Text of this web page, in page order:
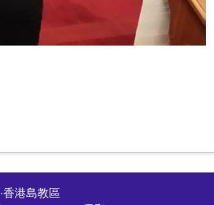
‧香港島教區